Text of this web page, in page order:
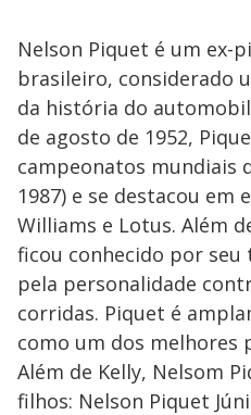
Nelson Piquet é um ex-
brasileiro, considerado
da história do
de agosto de 1952,
campeonatos mundiais
1987) e se destacou em
Williams e Lotus. Além
ficou conhecido por
pela personalidade
corridas. Piquet é
como um dos melhores
Além de Kelly, Nelsom
filhos: Nelson Piquet